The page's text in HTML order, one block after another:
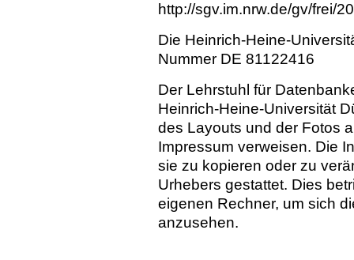
http://sgv.im.nrw.de/gv/frei/
Die Heinrich-Heine-
Nummer DE 81122416
Der Lehrstuhl für
Heinrich-Heine-Universität
des Layouts und der Fotos
Impressum verweisen. Die
sie zu kopieren oder zu
Urhebers gestattet. Dies
eigenen Rechner, um sich
anzusehen.